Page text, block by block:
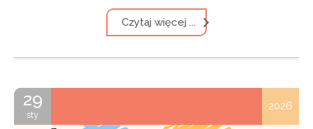
Czytaj więcej ...
29
sty
2026